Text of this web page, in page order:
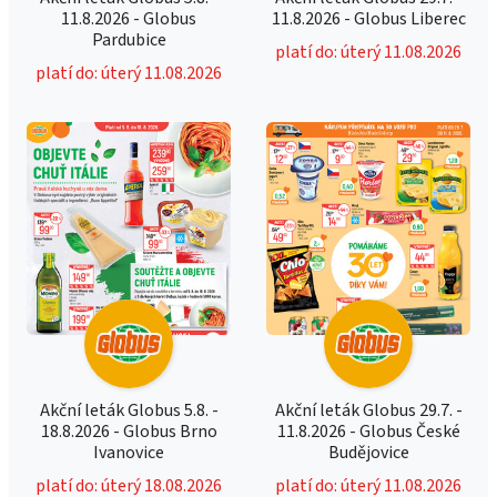
11.8.2026 - Globus
Pardubice
platí do: úterý 11.08.2026
11.8.2026 - Globus Liberec
platí do: úterý 11.08.2026
Akční leták Globus 5.8. -
18.8.2026 - Globus Brno
Ivanovice
platí do: úterý 18.08.2026
Akční leták Globus 29.7. -
11.8.2026 - Globus České
Budějovice
platí do: úterý 11.08.2026